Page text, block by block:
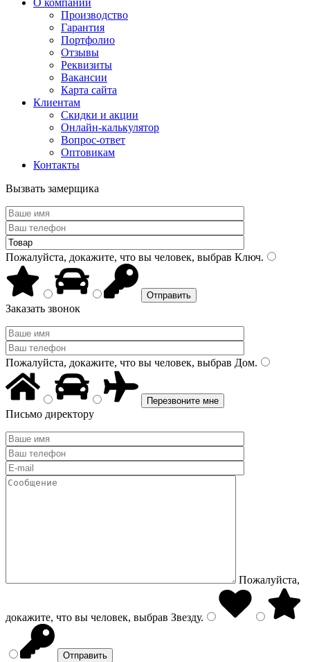
О компании
Производство
Гарантия
Портфолио
Отзывы
Реквизиты
Вакансии
Карта сайта
Клиентам
Скидки и акции
Онлайн-калькулятор
Вопрос-ответ
Оптовикам
Контакты
Вызвать замерщика
Пожалуйста, докажите, что вы человек, выбрав Ключ.
Заказать звонок
Пожалуйста, докажите, что вы человек, выбрав Дом.
Письмо директору
Пожалуйста,
докажите, что вы человек, выбрав Звезду.